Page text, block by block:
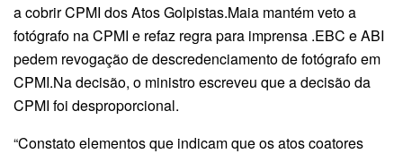
a cobrir CPMI dos Atos Golpistas.Maia mantém veto a
fotógrafo na CPMI e refaz regra para imprensa .EBC e ABI
pedem revogação de descredenciamento de fotógrafo em
CPMI.Na decisão, o ministro escreveu que a decisão da
CPMI foi desproporcional.
“Constato elementos que indicam que os atos coatores